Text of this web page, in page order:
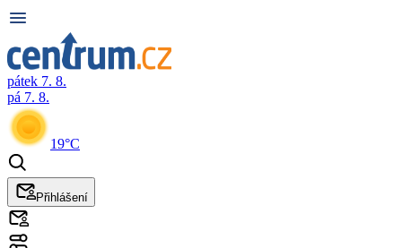
pátek 7. 8.
pá 7. 8.
19°C
Přihlášení